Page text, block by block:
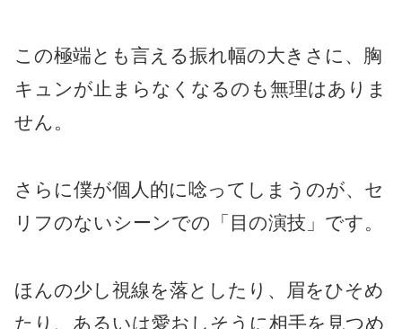
この極端とも言える振れ幅の大きさに、胸
キュンが止まらなくなるのも無理はありま
せん。
さらに僕が個人的に唸ってしまうのが、セ
リフのないシーンでの「目の演技」です。
ほんの少し視線を落としたり、眉をひそめ
たり、あるいは愛おしそうに相手を見つめ